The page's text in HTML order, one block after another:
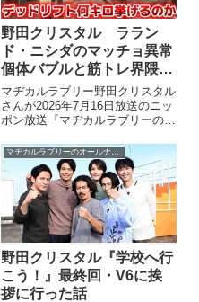
野田クリスタル ララン
ド・ニシダのマッチョ異常
個体バブルと筋トレ界隈の
反応を語る
マヂカルラブリー野田クリスタル
さんが2026年7月16日放送のニッ
ポン放送『マヂカルラブリーのオ
「マッチョ異常個体」ことララン
ド・ニシダさんがトレーニング界
隈で引っ張りだこになっているこ
とについてトーク。筋トレ界隈ご
とに異なる反応を紹介していまし
た。
マヂカルラブリーのオールナイトニッポン0
野田クリスタル『学校へ行
こう！』最終回・V6に挨
拶に行った話